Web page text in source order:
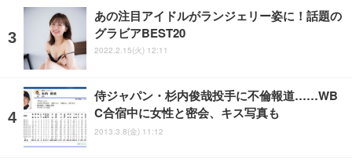
あの注目アイドルがランジェリー姿に！話題の
グラビアBEST20
2022.2.15(火) 12:11
侍ジャパン・杉内俊哉投手に不倫報道……WB
C合宿中に女性と密会、キス写真も
2013.3.8(金) 11:12